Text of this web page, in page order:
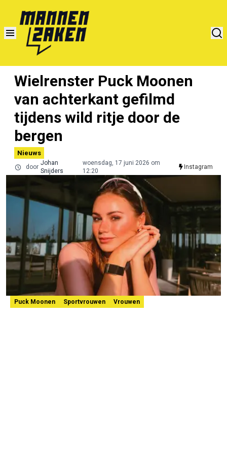
Wielrenster Puck Moonen
van achterkant gefilmd
tijdens wild ritje door de
bergen
Nieuws
door
Johan
Snijders
woensdag, 17 juni 2026 om
12:20
Instagram
Puck Moonen Sportvrouwen Vrouwen